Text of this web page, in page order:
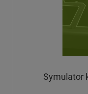
Symulator